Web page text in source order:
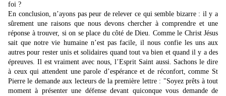
foi ?
En conclusion, n’ayons pas peur de relever ce qui semble bizarre : il y a
sûrement une raisons que nous devons chercher à comprendre et une
réponse à trouver, si on se place du côté de Dieu. Comme le Christ Jésus
sait que notre vie humaine n’est pas facile, il nous confie les uns aux
autres pour rester unis et solidaires quand tout va bien et quand il y a des
épreuves. Il est vraiment avec nous, l’Esprit Saint aussi. Sachons le dire
à ceux qui attendent une parole d’espérance et de réconfort, comme St
Pierre le demande aux lecteurs de la première lettre : "Soyez prêts à tout
moment à présenter une défense devant quiconque vous demande de